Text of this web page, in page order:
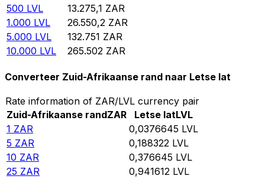
500 LVL 13.275,1 ZAR
1.000 LVL 26.550,2 ZAR
5.000 LVL 132.751 ZAR
10.000 LVL 265.502 ZAR
Converteer Zuid-Afrikaanse rand naar Letse lat
Rate information of ZAR/LVL currency pair
Zuid-Afrikaanse randZAR Letse latLVL
1 ZAR 0,0376645 LVL
5 ZAR 0,188322 LVL
10 ZAR 0,376645 LVL
25 ZAR 0,941612 LVL